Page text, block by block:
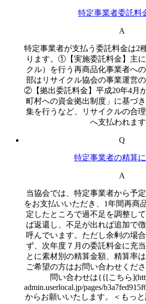
特定事業者委託料
A
特定事業者が支払う委託料金は2
ります。①【実施委託料金】主
クル）を行う再商品化事業者へ
部はリサイクル協会の事業運営
②【拠出委託料金】平成20年4月
町村への資金拠出制度」に基づ
集を行うなど、リサイクルの合
へ支払われます
Q
特定事業者の精算
A
当協会では、特定事業者から予
をお支払いいただき、1年間再商
定したところで過不足を調整し
ば返還し、不足が出れば追加で
呼んでいます。ただし余剰の場
ず、次年度７月の委託料金に充
とに素材別の精算金額、精算率
ご希望の方はお問い合わせくだ
問い合わせは{{[こちら
admin.userlocal.jp/pages/
からお願いいたします。＜もっ